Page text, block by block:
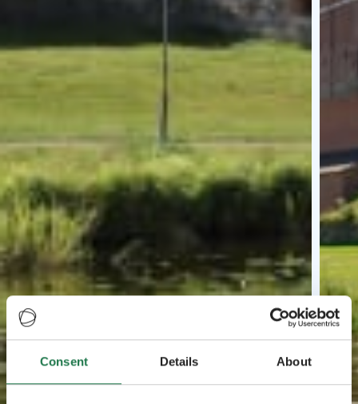
Consent Details About